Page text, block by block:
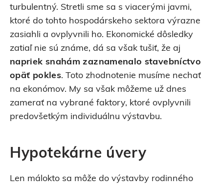
turbulentný. Stretli sme sa s viacerými javmi,
ktoré do tohto hospodárskeho sektora výrazne
zasiahli a ovplyvnili ho. Ekonomické dôsledky
zatiaľ nie sú známe, dá sa však tušiť, že aj
napriek snahám zaznamenalo stavebníctvo
opäť pokles. Toto zhodnotenie musíme nechať
na ekonómov. My sa však môžeme už dnes
zamerať na vybrané faktory, ktoré ovplyvnili
predovšetkým individuálnu výstavbu.
Hypotekárne úvery
Len málokto sa môže do výstavby rodinného